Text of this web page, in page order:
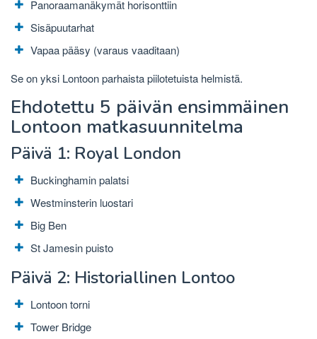
Panoraamanäkymät horisonttiin
Sisäpuutarhat
Vapaa pääsy (varaus vaaditaan)
Se on yksi Lontoon parhaista piilotetuista helmistä.
Ehdotettu 5 päivän ensimmäinen
Lontoon matkasuunnitelma
Päivä 1: Royal London
Buckinghamin palatsi
Westminsterin luostari
Big Ben
St Jamesin puisto
Päivä 2: Historiallinen Lontoo
Lontoon torni
Tower Bridge